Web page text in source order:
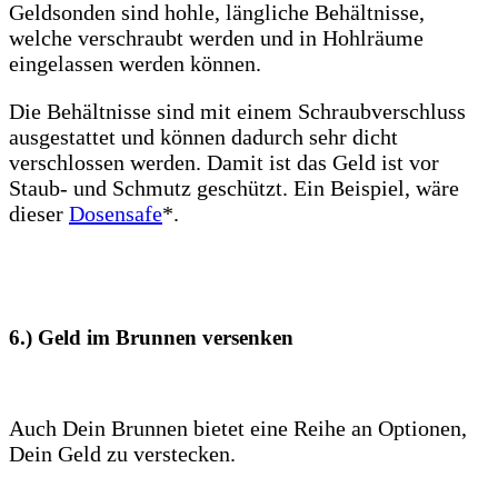
Geldsonden sind hohle, längliche Behältnisse,
welche verschraubt werden und in Hohlräume
eingelassen werden können.
Die Behältnisse sind mit einem Schraubverschluss
ausgestattet und können dadurch sehr dicht
verschlossen werden. Damit ist das Geld ist vor
Staub- und Schmutz geschützt. Ein Beispiel, wäre
dieser Dosensafe*.
6.) Geld im Brunnen versenken
Auch Dein Brunnen bietet eine Reihe an Optionen,
Dein Geld zu verstecken.